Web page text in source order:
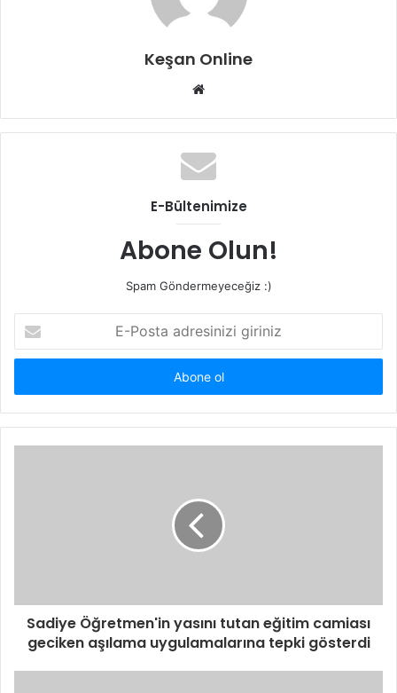
Keşan Online
Web
E-Bültenimize
Abone Olun!
Spam Göndermeyeceğiz :)
Posta
adresinizi
Sadiye Öğretmen'in yasını tutan eğitim camiası
geciken aşılama uygulamalarına tepki gösterdi